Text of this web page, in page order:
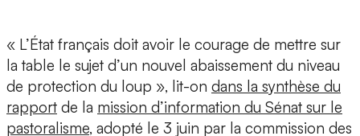
« L’État français doit avoir le courage de mettre sur
la table le sujet d’un nouvel abaissement du niveau
de protection du loup », lit-on dans la synthèse du
rapport de la mission d’information du Sénat sur le
pastoralisme, adopté le 3 juin par la commission des